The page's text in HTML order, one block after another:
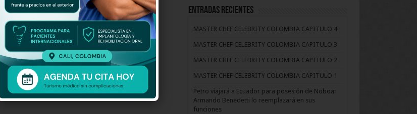
Entradas recientes
MASTER CHEF CELEBRITY COLOMBIA CAPITULO 4
MASTER CHEF CELEBRITY COLOMBIA CAPITULO 3
MASTER CHEF CELEBRITY COLOMBIA CAPITULO 2
MASTER CHEF CELEBRITY COLOMBIA CAPITULO 1
Petro viajará a Ecuador para posesión de Noboa:
Armando Benedetti lo reemplazará en sus
funciones